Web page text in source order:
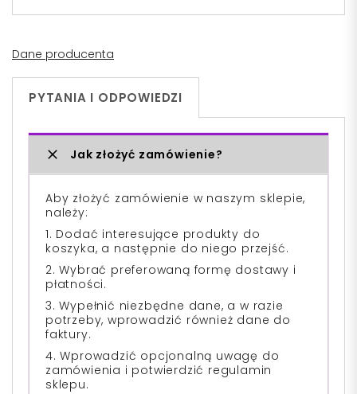
Dane producenta
PYTANIA I ODPOWIEDZI
Jak złożyć zamówienie?
Aby złożyć zamówienie w naszym sklepie,
należy:
1. Dodać interesujące produkty do
koszyka, a następnie do niego przejść.
2. Wybrać preferowaną formę dostawy i
płatności.
3. Wypełnić niezbędne dane, a w razie
potrzeby, wprowadzić również dane do
faktury.
4. Wprowadzić opcjonalną uwagę do
zamówienia i potwierdzić regulamin
sklepu.